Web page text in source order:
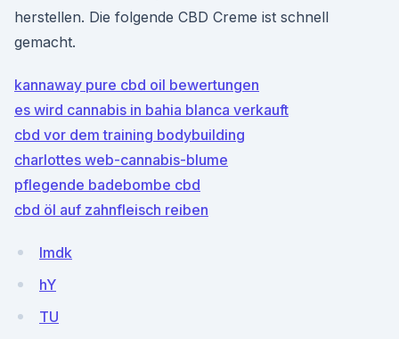
herstellen. Die folgende CBD Creme ist schnell
gemacht.
kannaway pure cbd oil bewertungen
es wird cannabis in bahia blanca verkauft
cbd vor dem training bodybuilding
charlottes web-cannabis-blume
pflegende badebombe cbd
cbd öl auf zahnfleisch reiben
Imdk
hY
TU